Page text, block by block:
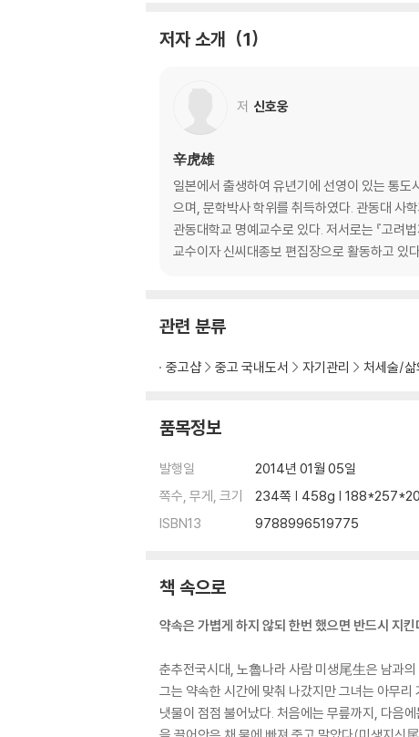
가장 잘 이기는 자는 싸우지 않는다
문인은 협객과 일맥상통하는 면이 있다
개미구멍이라고 방치했다가는 둑이 무너진다
죽기를 각오한 마음에 사는 길이 있다
불운을 탓하지 않고 시련을 밑거름 삼아 절창을
인내야말로 모든 일처리의 바탕이다
03. 인재 발탁과 기용의 지혜
자기 장점에 다른 사람의 장점을 접목한다
조조, 남의 버림을 받기 전에 내가 먼저 버린다
큰일에는 말이 많으므로 그 결정에는 외로움이 따
닭 부리가 될지언정 쇠꼬리는 되지 않는다
연작이 어찌 홍곡의 뜻을 알 것인가
물이 너무 맑으면 고기가 놀지 못 한다
선비는 자기를 알아주는 사람을 위해 죽는다
법을 집행하는 데 지위고하에 차별을 두지 않는다
한 줄기 미풍으로도 우주의 변화를 감지한다
리더라면 고독을 두려워해서는 안 된다
끊임없이 노력하면 무슨 일이라도 이룬다
04. 인간경영의 지혜와 왕도
- 사람을 어떻게 경영할 것인가
저자 소개 1
저 신호웅
辛虎雄
일본에서 출생하여 유년기에 선영이 있는 통도
으며, 문학박사 학위를 취득하였다. 관동대 사
관동대학교 명예교수로 있다. 저서로는 『고려법
교수이자 신씨대종보 편집장으로 활동하고 있
관련 분류
중고샵 중고 국내도서 자기관리 처세술/삶
품목정보
발행일
2014년 01월 05일
쪽수, 무게, 크기
234쪽 | 458g |
ISBN13
9788996519775
책 속으로
약속은 가볍게 하지 않되 한번 했으면 반드시 지킨
춘추전국시대, 노魯나라 사람 미생尾生은 남과
그는 약속한 시간에 맞춰 나갔지만 그녀는 아무
냇물이 점점 불어났다. 처음에는 무릎까지, 다음